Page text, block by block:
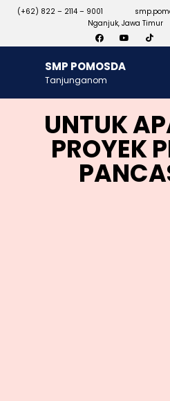
(+62) 822 – 2114 – 9001
Nganjuk, Jawa Timur
SMP POMOSDA
Tanjunganom
UNTUK
PROYEK